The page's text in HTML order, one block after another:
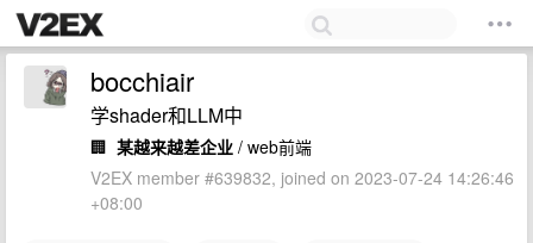
bocchiair
学shader和LLM中
🏢 某越来越差企业 / web前端
V2EX member #639832, joined on 2023-07-24 14:26:46
+08:00